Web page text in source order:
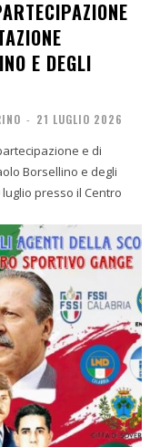
E DEGLI
- 21 LUGLIO 2026
e di
Borsellino e degli
presso il Centro